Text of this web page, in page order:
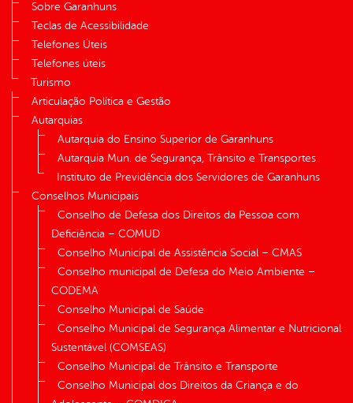
Sobre Garanhuns
Teclas de Acessibilidade
Telefones Úteis
Telefones úteis
Turismo
Articulação Política e Gestão
Autarquias
Autarquia do Ensino Superior de Garanhuns
Autarquia Mun. de Segurança, Trânsito e Transportes
Instituto de Previdência dos Servidores de Garanhuns
Conselhos Municipais
Conselho de Defesa dos Direitos da Pessoa com
Deficiência – COMUD
Conselho Municipal de Assistência Social – CMAS
Conselho municipal de Defesa do Meio Ambiente –
CODEMA
Conselho Municipal de Saúde
Conselho Municipal de Segurança Alimentar e Nutricional
Sustentável (COMSEAS)
Conselho Municipal de Trânsito e Transporte
Conselho Municipal dos Direitos da Criança e do